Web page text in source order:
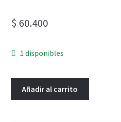
$ 60.400
1 disponibles
Añadir al carrito